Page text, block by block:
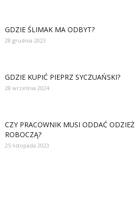
GDZIE ŚLIMAK MA ODBYT?
28 grudnia 2023
GDZIE KUPIĆ PIEPRZ SYCZUAŃSKI?
28 września 2024
CZY PRACOWNIK MUSI ODDAĆ ODZIEŻ
ROBOCZĄ?
25 listopada 2023